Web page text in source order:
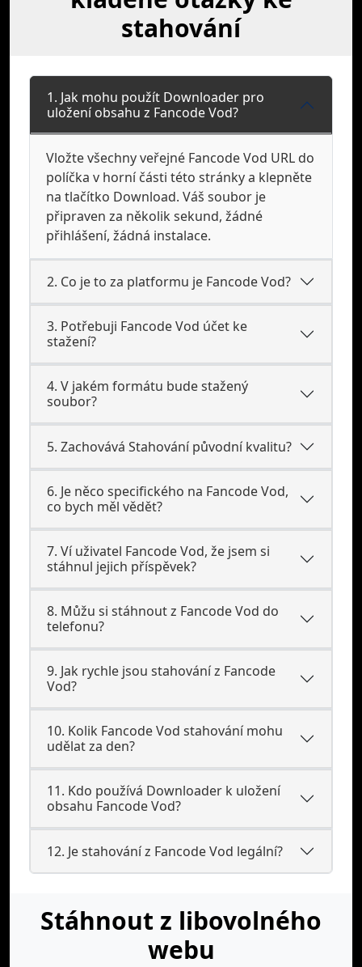
stahování
1. Jak mohu použít Downloader pro
uložení obsahu z Fancode Vod?
Vložte všechny veřejné Fancode Vod URL do
políčka v horní části této stránky a klepněte
na tlačítko Download. Váš soubor je
připraven za několik sekund, žádné
přihlášení, žádná instalace.
2. Co je to za platformu je Fancode Vod?
3. Potřebuji Fancode Vod účet ke
stažení?
4. V jakém formátu bude stažený
soubor?
5. Zachovává Stahování původní kvalitu?
6. Je něco specifického na Fancode Vod,
co bych měl vědět?
7. Ví uživatel Fancode Vod, že jsem si
stáhnul jejich příspěvek?
8. Můžu si stáhnout z Fancode Vod do
telefonu?
9. Jak rychle jsou stahování z Fancode
Vod?
10. Kolik Fancode Vod stahování mohu
udělat za den?
11. Kdo používá Downloader k uložení
obsahu Fancode Vod?
12. Je stahování z Fancode Vod legální?
Stáhnout z libovolného
webu